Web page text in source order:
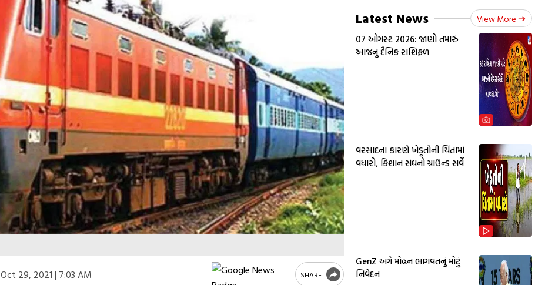
Oct 29, 2021 | 7:03 AM SHARE
Latest News View More
07 ઓગસ્ટ 2026: જાણો તમારું
આજનું દૈનિક રાશિફળ
વરસાદના કારણે ખેડૂતોની ચિંતામાં
વધારો, કિશાન સંઘનો ગ્રાઉન્ડ સર્વે
GenZ અંગે મોહન ભાગવતનું મોટું
નિવેદન